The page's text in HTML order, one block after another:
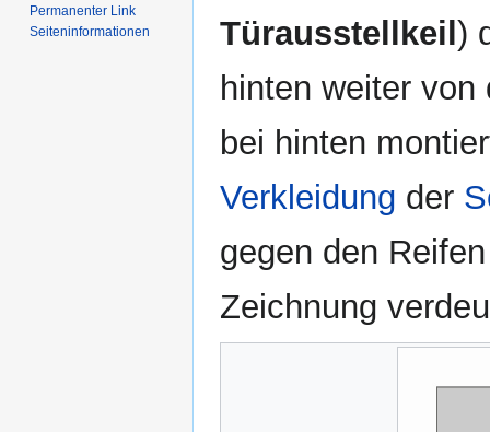
Türausstellkeil )
hinten weiter
bei hinten
Verkleidung der
gegen den
Zeichnung
Permanenter Link
Seiten­informationen